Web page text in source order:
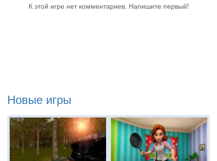
К этой игре нет комментариев. Напишите первый!
Новые игры